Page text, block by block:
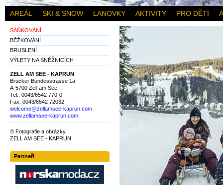
SÁŇKOVÁNÍ
BĚŽKOVÁNÍ
BRUSLENÍ
VÝLETY NA SNĚŽNICÍCH
ZELL AM SEE - KAPRUN
Brucker Bundesstrasse 1a
A-5700 Zell am See
Tel.: 0043/6542 770-0
Fax: 0043/6542 72032
welcome@zellamsee-kaprun.com
www.zellamsee-kaprun.com
© Fotografie a obrázky
ZELL AM SEE - KAPRUN
Partneři
AREÁL SKI & SNOW LANOVKY AKTIVITY PRO DĚTI